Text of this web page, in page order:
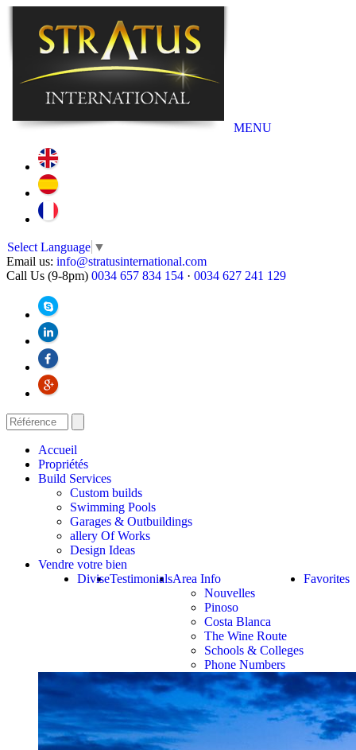
MENU
Select Language ▼
Email us: info@stratusinternational.com
Call Us (9-8pm) 0034 657 834 154 · 0034 627 241 129
Accueil
Propriétés
Build Services
Custom builds
Swimming Pools
Garages & Outbuildings
allery Of Works
Design Ideas
Vendre votre bien
Favorites
Area Info
Nouvelles
Pinoso
Costa Blanca
The Wine Route
Schools & Colleges
Phone Numbers
Testimonials
Divise